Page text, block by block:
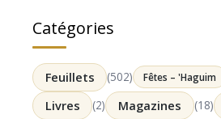
Catégories
Feuillets (502) Fêtes – 'Haguim
Livres (2) Magazines (18)